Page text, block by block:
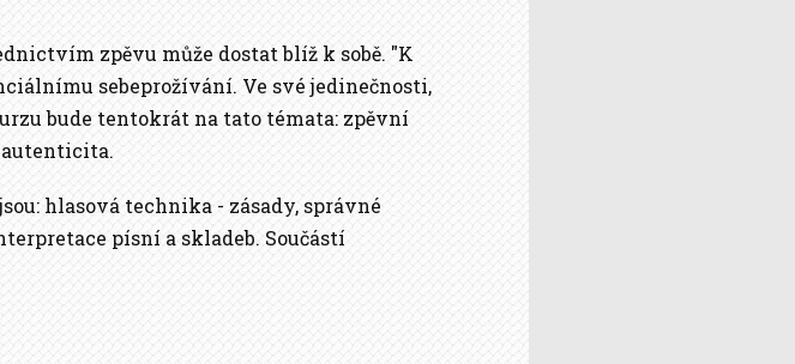
zpěvu může dostat blíž k sobě. "K
sebeprožívání. Ve své jedinečnosti,
bude tentokrát na tato témata: zpěvní
autenticita.
hlasová technika - zásady, správné
písní a skladeb. Součástí